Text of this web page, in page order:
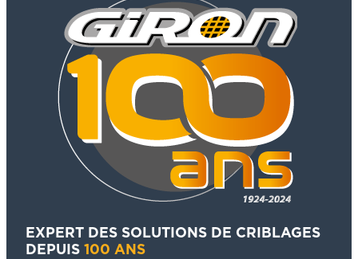
EXPERT DES SOLUTIONS DE CRIBLAGES
DEPUIS 100 ANS